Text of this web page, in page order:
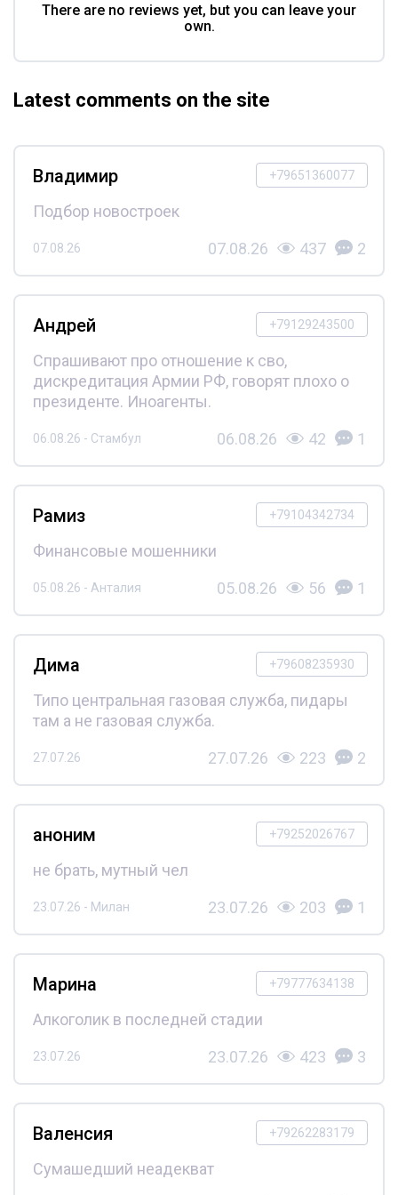
There are no reviews yet, but you can leave your
own.
Latest comments on the site
+79651360077
Владимир
Подбор новостроек
07.08.26 07.08.26 437 2
+79129243500
Андрей
Спрашивают про отношение к сво,
дискредитация Армии РФ, говорят плохо о
президенте. Иноагенты.
06.08.26 - Стамбул 06.08.26 42 1
+79104342734
Рамиз
Финансовые мошенники
05.08.26 - Анталия 05.08.26 56 1
+79608235930
Дима
Типо центральная газовая служба, пидары
там а не газовая служба.
27.07.26 27.07.26 223 2
+79252026767
аноним
не брать, мутный чел
23.07.26 - Милан 23.07.26 203 1
+79777634138
Марина
Алкоголик в последней стадии
23.07.26 23.07.26 423 3
+79262283179
Валенсия
Сумашедший неадекват